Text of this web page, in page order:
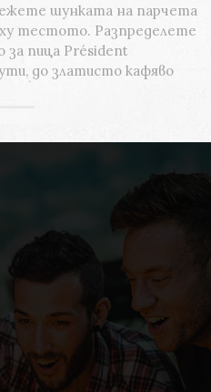
шунката на парчета
тестото. Разпределете
за пица Président
до златисто кафяво